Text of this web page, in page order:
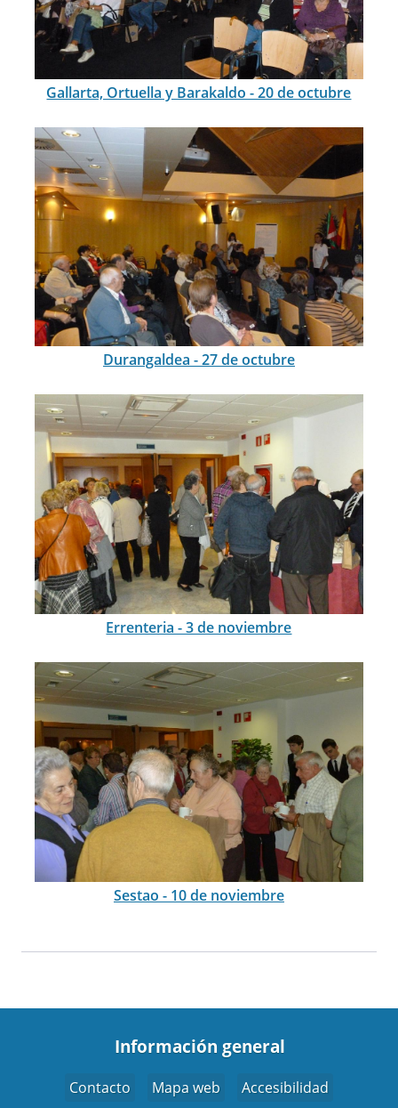
Gallarta, Ortuella y Barakaldo - 20 de octubre
Durangaldea - 27 de octubre
Errenteria - 3 de noviembre
Sestao - 10 de noviembre
Información general
Contacto Mapa web
Accesibilidad